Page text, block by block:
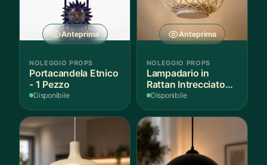
Anteprima
NOLEGGIO PROPS
Portacandela Etnico
- 1 Pezzo
Disponibile
Anteprima
NOLEGGIO PROPS
Lampadario in
Rattan Intrecciato
Bianco
Disponibile